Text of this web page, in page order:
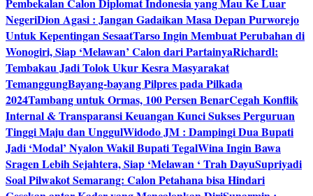
NegeriDion Agasi : Jangan Gadaikan Masa Depan Purworejo
Untuk Kepentingan SesaatTarso Ingin Membuat Perubahan di
Wonogiri, Siap ‘Melawan’ Calon dari PartainyaRichardl:
Tembakau Jadi Tolok Ukur Kesra Masyarakat
TemanggungBayang-bayang Pilpres pada Pilkada
2024Tambang untuk Ormas, 100 Persen BenarCegah Konflik
Internal & Transparansi Keuangan Kunci Sukses Perguruan
Tinggi Maju dan UnggulWidodo JM : Dampingi Dua Bupati
Jadi ‘Modal’ Nyalon Wakil Bupati TegalWina Ingin Bawa
Sragen Lebih Sejahtera, Siap ‘Melawan ‘ Trah DayuSupriyadi
Soal Pilwakot Semarang: Calon Petahana bisa Hindari